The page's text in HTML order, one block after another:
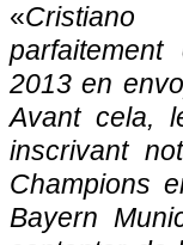
«
2013 en
Avant cela,
inscrivant
Champions
Bayern